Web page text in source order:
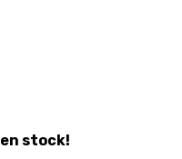
en stock!